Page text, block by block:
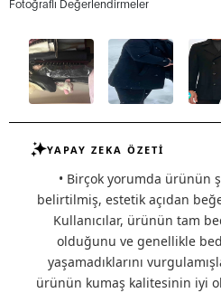
Fotoğraflı Değerlendirmeler
YAPAY ZEKA ÖZETİ
• Birçok yorumda ürünün
belirtilmiş, estetik açıdan
Kullanıcılar, ürünün tam
olduğunu ve genellikle
yaşamadıklarını
ürünün kumaş kalitesinin iyi